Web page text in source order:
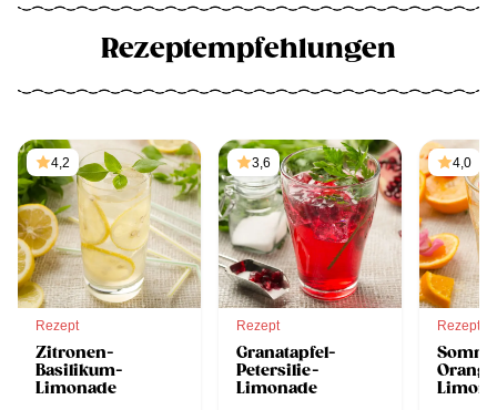
Rezeptempfehlungen
4,2
Rezept
Zitronen-
Basilikum-
Limonade
3,6
Rezept
Granatapfel-
Petersilie-
Limonade
4,0
Rezept